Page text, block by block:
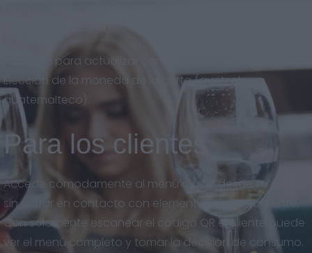
Facilidad para actualizar cartas, productos y precios.
Elección de la moneda de la carta (quetzal
guatemalteco).
Para los clientes
Accede cómodamente al menú digital desde su celular
sin entrar en contacto con elementos del restaurante.
Con solamente escanear el código QR el cliente puede
ver el menú completo y tomar la decisión de consumo.